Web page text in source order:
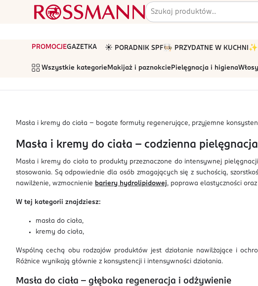
PROMOCJEGAZETKA ☀️ PORADNIK SPF🧑🏻‍🍳 PRZYDATNE W KUCHNI ✨
Wszystkie kategorie Makijaż i paznokcie Pielęgnacja i higienaWłosy
Masła i kremy do ciała – bogate formuły regenerujące, przyjemne
Masła i kremy do ciała – codzienna
Masła i kremy do ciała to produkty przeznaczone do intensywnej
stosowania. Są odpowiednie dla osób zmagających się z suchością,
nawilżenie, wzmocnienie bariery hydrolipidowej, poprawa elastyczności
W tej kategorii znajdziesz:
masła do ciała,
kremy do ciała,
Wspólną cechą obu rodzajów produktów jest działanie nawilżające i
Różnice wynikają głównie z konsystencji i intensywności działania.
Masła do ciała – głęboka regeneracja i odżywienie